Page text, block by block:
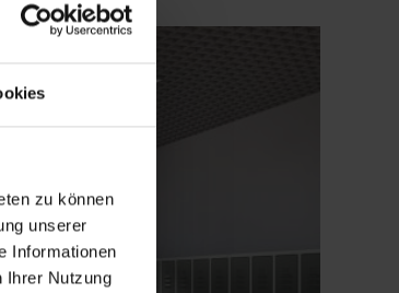
zu können
unserer
Informationen
Ihrer Nutzung